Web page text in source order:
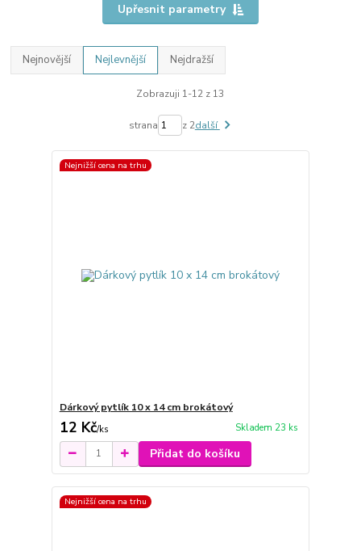
Upřesnit parametry
Nejnovější Nejlevnější Nejdražší
Zobrazuji 1-12 z 13
strana z 2další
Nejnižší cena na trhu
Dárkový pytlík 10 x 14 cm brokátový
12 Kč/ks Skladem 23 ks
Přidat do košíku
Nejnižší cena na trhu